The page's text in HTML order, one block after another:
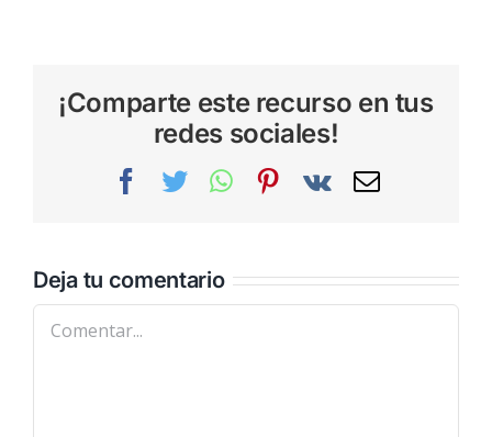
¡Comparte este recurso en tus
redes sociales!
Facebook
TwitterWhatsAppPinterest
Vk
Correo
Deja tu comentario
Comentar